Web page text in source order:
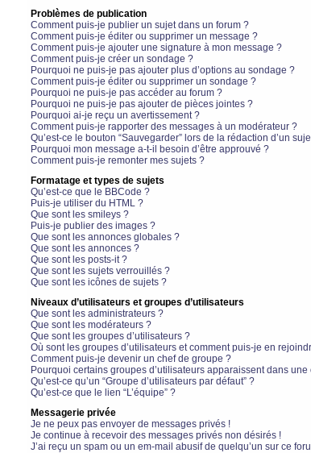
Problèmes de publication
Comment puis-je publier un sujet dans un forum ?
Comment puis-je éditer ou supprimer un message ?
Comment puis-je ajouter une signature à mon message ?
Comment puis-je créer un sondage ?
Pourquoi ne puis-je pas ajouter plus d’options au sondage ?
Comment puis-je éditer ou supprimer un sondage ?
Pourquoi ne puis-je pas accéder au forum ?
Pourquoi ne puis-je pas ajouter de pièces jointes ?
Pourquoi ai-je reçu un avertissement ?
Comment puis-je rapporter des messages à un modérateur ?
Qu’est-ce le bouton “Sauvegarder” lors de la rédaction d’un
Pourquoi mon message a-t-il besoin d’être approuvé ?
Comment puis-je remonter mes sujets ?
Formatage et types de sujets
Qu’est-ce que le BBCode ?
Puis-je utiliser du HTML ?
Que sont les smileys ?
Puis-je publier des images ?
Que sont les annonces globales ?
Que sont les annonces ?
Que sont les posts-it ?
Que sont les sujets verrouillés ?
Que sont les icônes de sujets ?
Niveaux d’utilisateurs et groupes d’utilisateurs
Que sont les administrateurs ?
Que sont les modérateurs ?
Que sont les groupes d’utilisateurs ?
Où sont les groupes d’utilisateurs et comment puis-je en
Comment puis-je devenir un chef de groupe ?
Pourquoi certains groupes d’utilisateurs apparaissent dans
Qu’est-ce qu’un “Groupe d’utilisateurs par défaut” ?
Qu’est-ce que le lien “L’équipe” ?
Messagerie privée
Je ne peux pas envoyer de messages privés !
Je continue à recevoir des messages privés non désirés !
J’ai reçu un spam ou un em-mail abusif de quelqu’un sur ce